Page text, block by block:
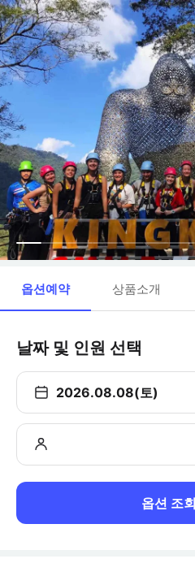
옵션예약 상품소개
날짜 및 인원 선택
2026.08.08(토)
옵션 조